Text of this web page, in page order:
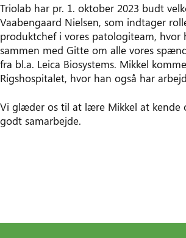
Triolab har pr. 1. oktober 2023 budt
Vaabengaard Nielsen, som indtager
produktchef i vores patologiteam, hvor
sammen med Gitte om alle vores
fra bl.a. Leica Biosystems. Mikkel
Rigshospitalet, hvor han også har
Vi glæder os til at lære Mikkel at kende
godt samarbejde.